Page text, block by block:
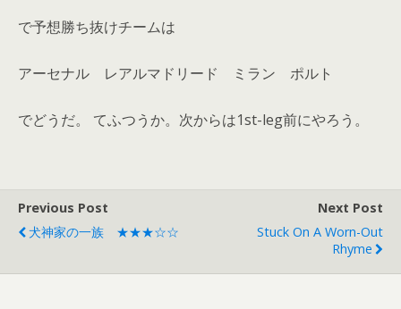
で予想勝ち抜けチームは
アーセナル レアルマドリード ミラン ポルト
でどうだ。 てふつうか。次からは1st-leg前にやろう。
Previous Post
犬神家の一族 ★★★☆☆
Next Post
Stuck On A Worn-Out
Rhyme